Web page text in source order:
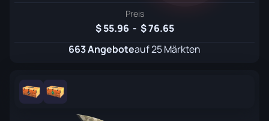
Preis
55.96 -
76.65
663 Angeboteauf 25 Märkten